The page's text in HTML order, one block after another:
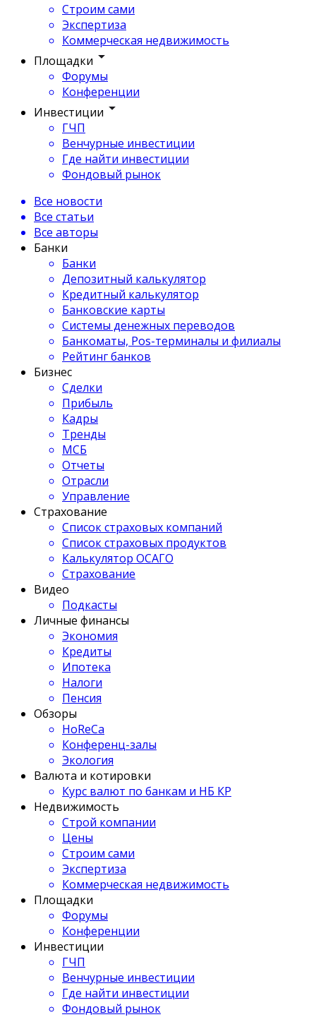
Строим сами
Экспертиза
Коммерческая недвижимость
Площадки
Форумы
Конференции
Инвестиции
ГЧП
Венчурные инвестиции
Где найти инвестиции
Фондовый рынок
Все новости
Все статьи
Все авторы
Банки
Банки
Депозитный калькулятор
Кредитный калькулятор
Банковские карты
Системы денежных переводов
Банкоматы, Pos-терминалы и филиалы
Рейтинг банков
Бизнес
Сделки
Прибыль
Кадры
Тренды
МСБ
Отчеты
Отрасли
Управление
Страхование
Список страховых компаний
Список страховых продуктов
Калькулятор ОСАГО
Страхование
Видео
Подкасты
Личные финансы
Экономия
Кредиты
Ипотека
Налоги
Пенсия
Обзоры
HoReCa
Конференц-залы
Экология
Валюта и котировки
Курс валют по банкам и НБ КР
Недвижимость
Строй компании
Цены
Строим сами
Экспертиза
Коммерческая недвижимость
Площадки
Форумы
Конференции
Инвестиции
ГЧП
Венчурные инвестиции
Где найти инвестиции
Фондовый рынок